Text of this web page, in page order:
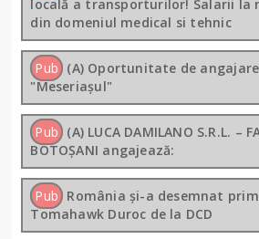
locală a transporturilor! Salarii la
din domeniul medical si tehnic
Pub (A) Oportunitate de
"Meseriașul"
Pub (A) LUCA DAMILANO S.R.L. –
BOTOȘANI angajează:
Pub România și-a desemnat
Tomahawk Duroc de la DCD